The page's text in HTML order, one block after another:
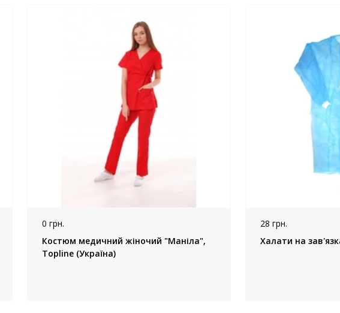
0 грн.
Костюм медичний жіночий "Маніла",
Topline (Україна)
28 грн.
Халати на